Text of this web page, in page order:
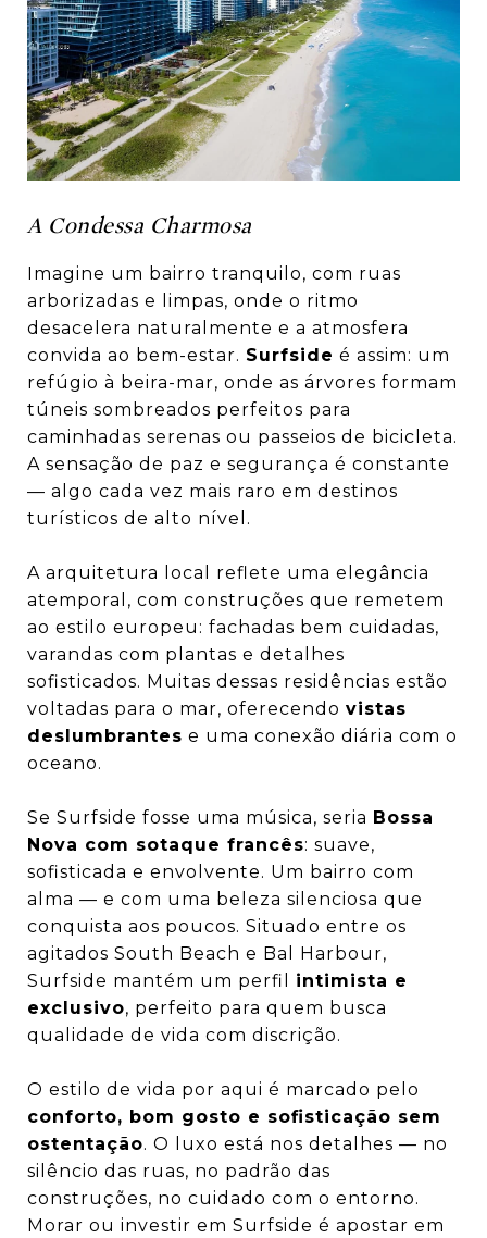
A Condessa Charmosa
Imagine um bairro tranquilo, com ruas
arborizadas e limpas, onde o ritmo
desacelera naturalmente e a atmosfera
convida ao bem-estar. Surfside é assim: um
refúgio à beira-mar, onde as árvores formam
túneis sombreados perfeitos para
caminhadas serenas ou passeios de bicicleta.
A sensação de paz e segurança é constante
— algo cada vez mais raro em destinos
turísticos de alto nível.
A arquitetura local reflete uma elegância
atemporal, com construções que remetem
ao estilo europeu: fachadas bem cuidadas,
varandas com plantas e detalhes
sofisticados. Muitas dessas residências estão
voltadas para o mar, oferecendo vistas
deslumbrantes e uma conexão diária com o
oceano.
Se Surfside fosse uma música, seria Bossa
Nova com sotaque francês: suave,
sofisticada e envolvente. Um bairro com
alma — e com uma beleza silenciosa que
conquista aos poucos. Situado entre os
agitados South Beach e Bal Harbour,
Surfside mantém um perfil intimista e
exclusivo, perfeito para quem busca
qualidade de vida com discrição.
O estilo de vida por aqui é marcado pelo
conforto, bom gosto e sofisticação sem
ostentação. O luxo está nos detalhes — no
silêncio das ruas, no padrão das
construções, no cuidado com o entorno.
Morar ou investir em Surfside é apostar em